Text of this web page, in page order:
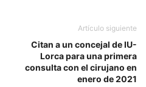
Artículo siguiente
Citan a un concejal de IU-
Lorca para una primera
consulta con el cirujano en
enero de 2021